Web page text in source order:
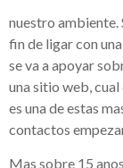
nuestro ambiente.
fin de ligar con
se va a apoyar
una sitio web,
es una de estas
contactos
Mas sobre 15